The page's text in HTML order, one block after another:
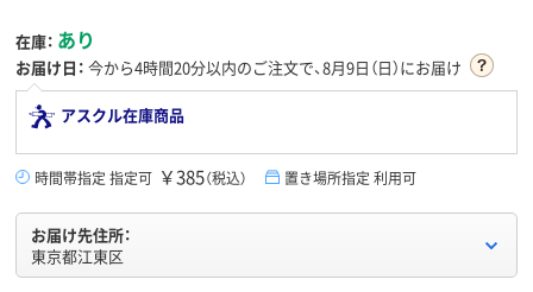
在庫： あり
お届け日： 今から4時間20分以内のご注文で、8月9日（日）にお届け
アスクル在庫商品
時間帯指定 指定可 ￥385（税込） 置き場所指定 利用可
お届け先住所：
東京都江東区